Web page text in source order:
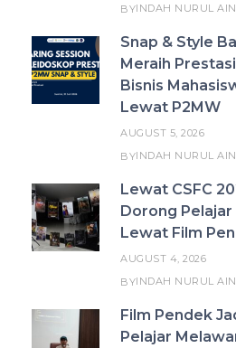
BYINDAH NURUL
Snap & Style
Meraih
Bisnis
Lewat P2MW
AUGUST 5, 2026
BYINDAH NURUL
Lewat CSFC
Dorong
Lewat Film
AUGUST 4, 2026
BYINDAH NURUL
Film Pendek
Pelajar